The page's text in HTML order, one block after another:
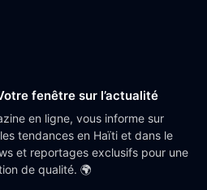
fenêtre sur l’actualité
en ligne, vous informe sur
tendances en Haïti et dans le
et reportages exclusifs pour une
de qualité. 🌍